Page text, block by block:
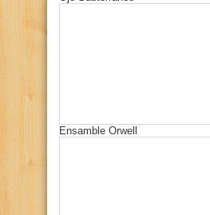
Ensamble Orwell